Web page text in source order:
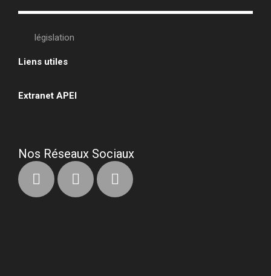
législation
Liens utiles
Extranet APEI
Nos Réseaux Sociaux